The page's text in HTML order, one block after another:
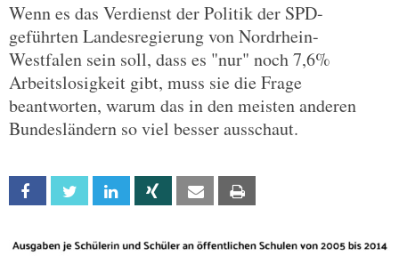
Wenn es das Verdienst der Politik der SPD-
geführten Landesregierung von Nordrhein-
Westfalen sein soll, dass es "nur" noch 7,6%
Arbeitslosigkeit gibt, muss sie die Frage
beantworten, warum das in den meisten anderen
Bundesländern so viel besser ausschaut.
Facebook Twitter Linkedin Xing Email